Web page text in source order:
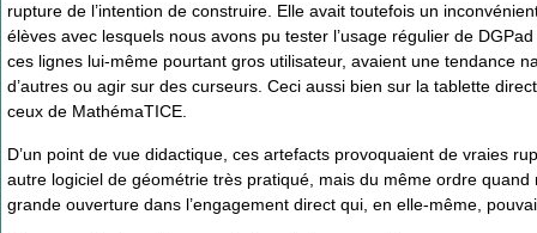
rupture de l’intention de construire. Elle avait toutefois un
élèves avec lesquels nous avons pu tester l’usage régulier de
ces lignes lui-même pourtant gros utilisateur, avaient une tendance
d’autres ou agir sur des curseurs. Ceci aussi bien sur la tablette
ceux de MathémaTICE.
D’un point de vue didactique, ces artefacts provoquaient de vraies
autre logiciel de géométrie très pratiqué, mais du même ordre
grande ouverture dans l’engagement direct qui, en elle-même,